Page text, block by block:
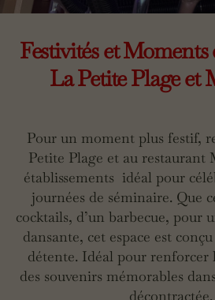
Festivités et Moments
La Petite Plage et
Pour un moment plus festif,
Petite Plage et au restaurant
établissements idéal pour
journées de séminaire. Que
cocktails, d’un barbecue, pour
dansante, cet espace est
détente. Idéal pour renforcer
des souvenirs mémorables
décontractée.